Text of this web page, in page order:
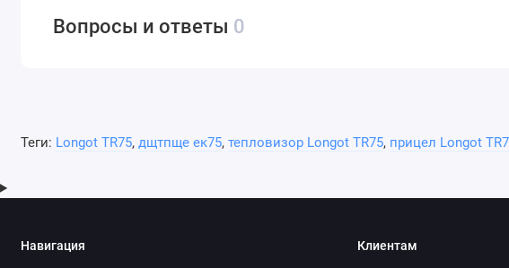
Вопросы и ответы 0
Теги: Longot TR75, дщтпще ек75, тепловизор Longot TR75, прицел Longot
Навигация Клиентам